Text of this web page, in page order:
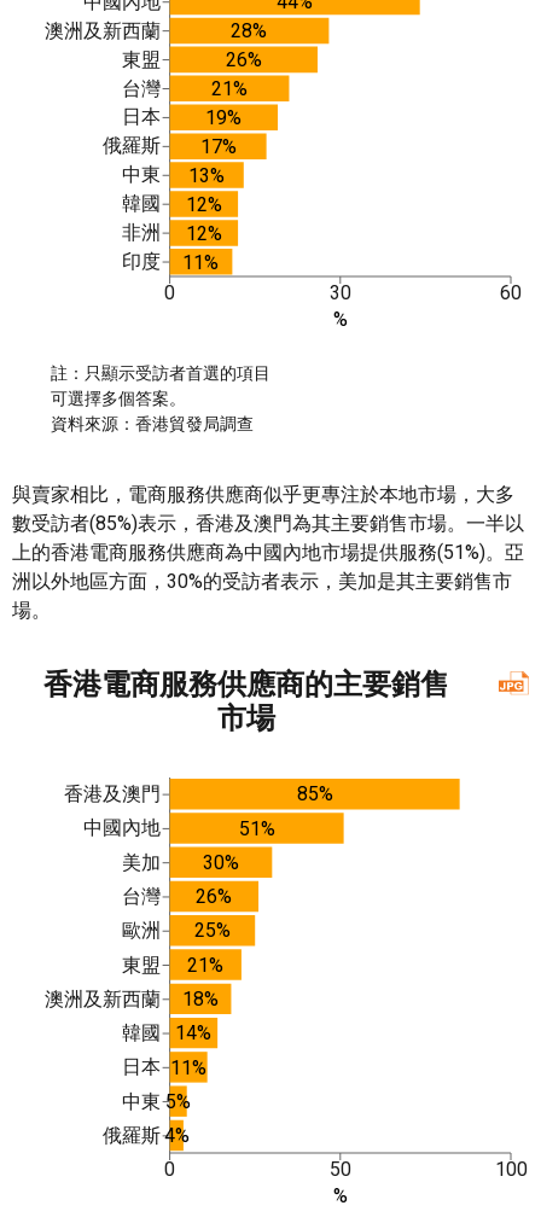
0 30
60
%
澳洲及新西蘭
東盟
台灣
日本
俄羅斯
中東
韓國
非洲
印度
28%
26%
21%
19%
17%
13%
12%
12%
11%
註：只顯示受訪者首選的項目
可選擇多個答案。
資料來源：香港貿發局調查
與賣家相比，電商服務供應商似乎更專注於本地市場，大多
數受訪者(85%)表示，香港及澳門為其主要銷售市場。一半以
上的香港電商服務供應商為中國內地市場提供服務(51%)。亞
洲以外地區方面，30%的受訪者表示，美加是其主要銷售市
場。
香港電商服務供應商的主要銷售
市場
0 50
100
%
香港及澳門
中國內地
美加
台灣
歐洲
東盟
澳洲及新西蘭
韓國
日本
中東
俄羅斯
85%
51%
30%
26%
25%
21%
18%
14%
11%
5%
4%